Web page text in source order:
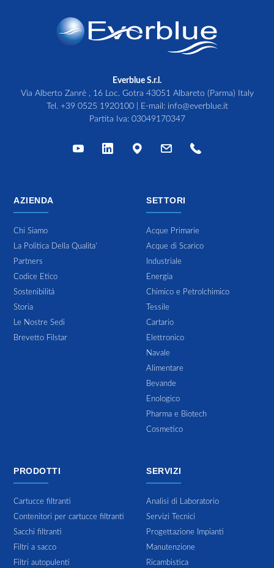
Everblue S.r.l.
Via Alberto Zanrè , 16 Loc. Gotra 43051 Albareto (Parma) Italy
Tel. +39 0525 1920100| E-mail: info@everblue.it
Partita Iva: 03049170347
AZIENDA
Chi Siamo
La Politica Della Qualita'
Partners
Codice Etico
Sostenibilitá
Storia
Le Nostre Sedi
Brevetto Filstar
SETTORI
Acque Primarie
Acque di Scarico
Industriale
Energia
Chimico e Petrolchimico
Tessile
Cartario
Elettronico
Navale
Alimentare
Bevande
Enologico
Pharma e Biotech
Cosmetico
PRODOTTI
Cartucce filtranti
Contenitori per cartucce filtranti
Sacchi filtranti
Filtri a sacco
Filtri autopulenti
SERVIZI
Analisi di Laboratorio
Servizi Tecnici
Progettazione Impianti
Manutenzione
Ricambistica